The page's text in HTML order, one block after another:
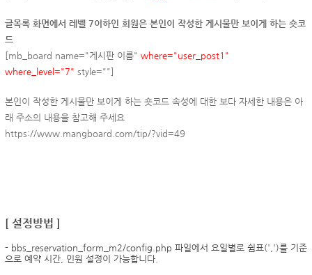
글목록 화면에서 레벨 7이하인 회원은 본인이 작성한 게시물만 보이게 하는 숏코
드
[mb_board name="게시판 이름" where="user_post1"
where_level="7" style=""]
본인이 작성한 게시물만 보이게 하는 숏코드 속성에 대한 보다 자세한 내용은 아
래 주소의 내용을 참고해 주세요
https://www.mangboard.com/tip/?vid=49
[ 설정방법 ]
- bbs_reservation_form_m2/config.php 파일에서 요일별로 쉼표(',')를 기준
으로 예약 시간, 인원 설정이 가능합니다.